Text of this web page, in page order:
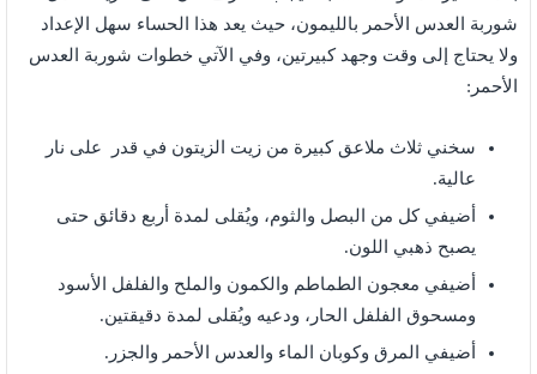
شوربة العدس الأحمر بالليمون، حيث يعد هذا الحساء سهل الإعداد
ولا يحتاج إلى وقت وجهد كبيرتين، وفي الآتي خطوات شوربة العدس
الأحمر:
سخني ثلاث ملاعق كبيرة من زيت الزيتون في قدر على نار
عالية.
أضيفي كل من البصل والثوم، ويُقلى لمدة أربع دقائق حتى
يصبح ذهبي اللون.
أضيفي معجون الطماطم والكمون والملح والفلفل الأسود
ومسحوق الفلفل الحار، ودعيه ويُقلى لمدة دقيقتين.
أضيفي المرق وكوبان الماء والعدس الأحمر والجزر.